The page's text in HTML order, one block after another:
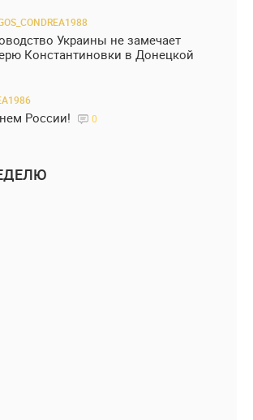
Украины не замечает
Константиновки в Донецкой
России! 0